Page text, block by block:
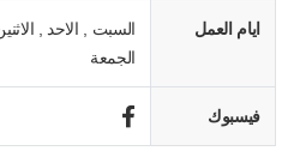
ايام العمل
السبت , الاحد ,
الجمعة
فيسبوك